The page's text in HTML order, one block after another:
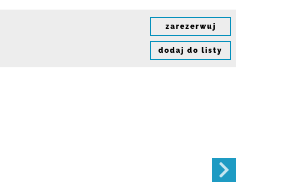
zarezerwuj
dodaj do listy